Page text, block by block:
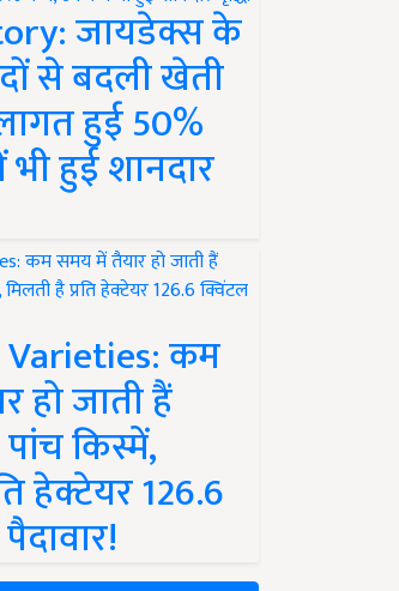
जायडेक्स के
से बदली खेती
हुई 50%
हुई शानदार
Varieties: कम
हो जाती हैं
किस्में,
हेक्टेयर 126.6